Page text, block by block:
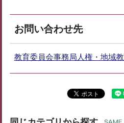
お問い合わせ先
教育委員会事務局人権・地域